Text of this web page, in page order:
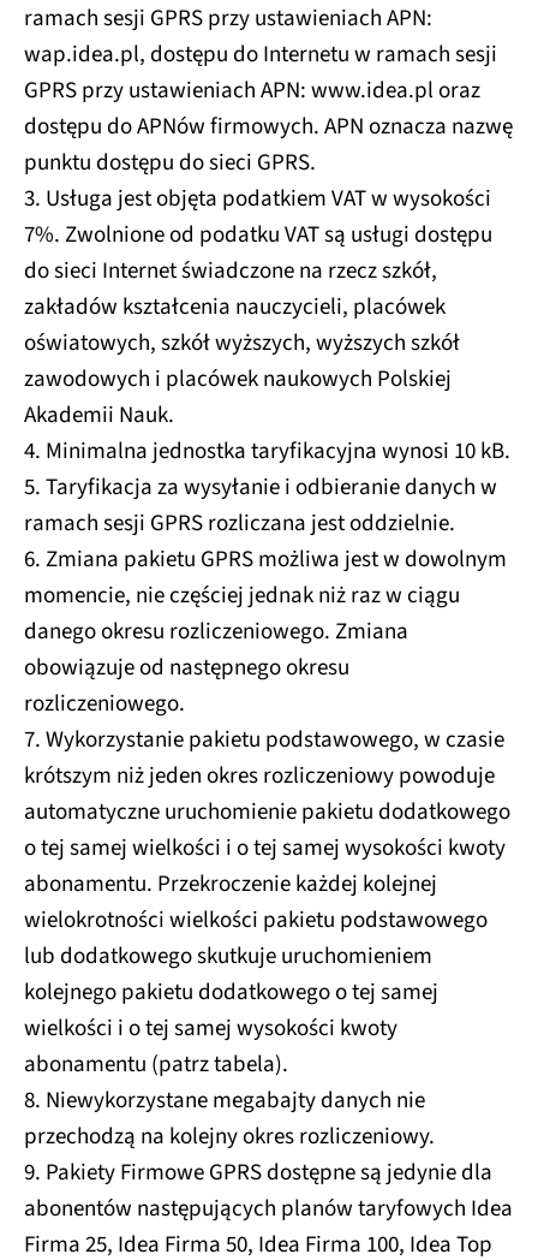
ramach sesji GPRS przy ustawieniach APN:
wap.idea.pl, dostępu do Internetu w ramach sesji
GPRS przy ustawieniach APN: www.idea.pl oraz
dostępu do APNów firmowych. APN oznacza nazwę
punktu dostępu do sieci GPRS.
3. Usługa jest objęta podatkiem VAT w wysokości
7%. Zwolnione od podatku VAT są usługi dostępu
do sieci Internet świadczone na rzecz szkół,
zakładów kształcenia nauczycieli, placówek
oświatowych, szkół wyższych, wyższych szkół
zawodowych i placówek naukowych Polskiej
Akademii Nauk.
4. Minimalna jednostka taryfikacyjna wynosi 10 kB.
5. Taryfikacja za wysyłanie i odbieranie danych w
ramach sesji GPRS rozliczana jest oddzielnie.
6. Zmiana pakietu GPRS możliwa jest w dowolnym
momencie, nie częściej jednak niż raz w ciągu
danego okresu rozliczeniowego. Zmiana
obowiązuje od następnego okresu
rozliczeniowego.
7. Wykorzystanie pakietu podstawowego, w czasie
krótszym niż jeden okres rozliczeniowy powoduje
automatyczne uruchomienie pakietu dodatkowego
o tej samej wielkości i o tej samej wysokości kwoty
abonamentu. Przekroczenie każdej kolejnej
wielokrotności wielkości pakietu podstawowego
lub dodatkowego skutkuje uruchomieniem
kolejnego pakietu dodatkowego o tej samej
wielkości i o tej samej wysokości kwoty
abonamentu (patrz tabela).
8. Niewykorzystane megabajty danych nie
przechodzą na kolejny okres rozliczeniowy.
9. Pakiety Firmowe GPRS dostępne są jedynie dla
abonentów następujących planów taryfowych Idea
Firma 25, Idea Firma 50, Idea Firma 100, Idea Top